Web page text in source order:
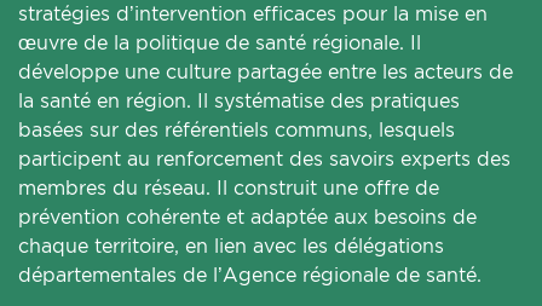
stratégies d’intervention efficaces pour la mise en
œuvre de la politique de santé régionale. Il
développe une culture partagée entre les acteurs de
la santé en région. Il systématise des pratiques
basées sur des référentiels communs, lesquels
participent au renforcement des savoirs experts des
membres du réseau. Il construit une offre de
prévention cohérente et adaptée aux besoins de
chaque territoire, en lien avec les délégations
départementales de l’Agence régionale de santé.